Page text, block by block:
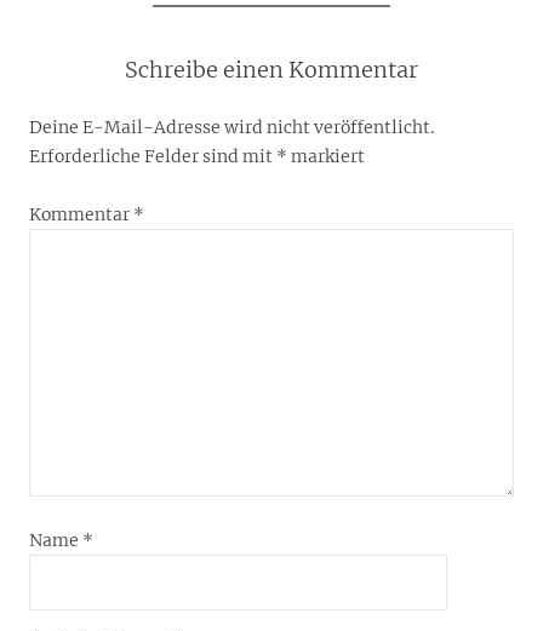
Schreibe einen Kommentar
Deine E-Mail-Adresse wird nicht veröffentlicht.
Erforderliche Felder sind mit * markiert
Kommentar *
Name *